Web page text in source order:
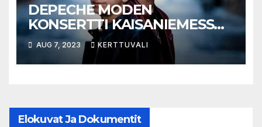
DEPECHE MODEN
KONSERTTI KAISANIEMESSÄ
PERUUNTUU
AUG 7, 2023 KERTTUVALI
Elokuvat Ja Dokumentit